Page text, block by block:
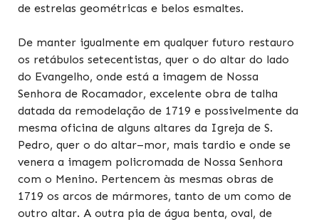
de estrelas geométricas e belos esmaltes.
De manter igualmente em qualquer futuro restauro
os retábulos setecentistas, quer o do altar do lado
do Evangelho, onde está a imagem de Nossa
Senhora de Rocamador, excelente obra de talha
datada da remodelação de 1719 e possivelmente da
mesma oficina de alguns altares da Igreja de S.
Pedro, quer o do altar–mor, mais tardio e onde se
venera a imagem policromada de Nossa Senhora
com o Menino. Pertencem às mesmas obras de
1719 os arcos de mármores, tanto de um como de
outro altar. A outra pia de água benta, oval, de